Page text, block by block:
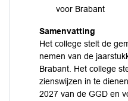
voor Brabant
Samenvatting
Het college stelt de
nemen van de
Brabant. Het college
zienswijzen in te
2027 van de GGD en